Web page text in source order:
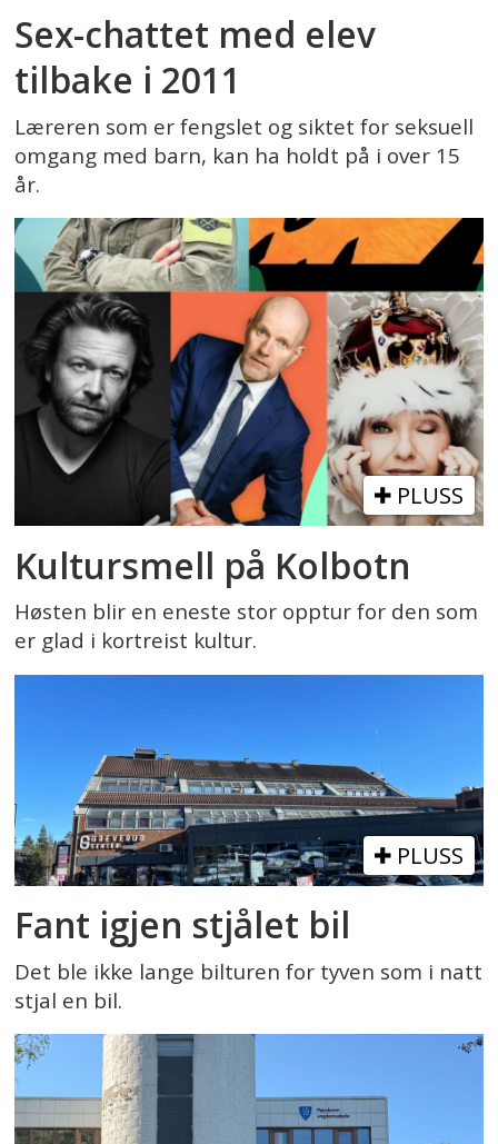
Sex-chattet med elev
tilbake i 2011
Læreren som er fengslet og siktet for seksuell
omgang med barn, kan ha holdt på i over 15
år.
PLUSS
Kultursmell på Kolbotn
Høsten blir en eneste stor opptur for den som
er glad i kortreist kultur.
PLUSS
Fant igjen stjålet bil
Det ble ikke lange bilturen for tyven som i natt
stjal en bil.